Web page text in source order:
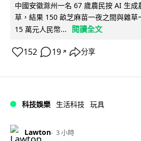
中國安徽滁州一名 67 歲農民按 AI 生成
草，結果 150 畝芝麻苗一夜之間與雜草
15 萬元人民幣...
閱讀全文
152 19 ↗ 分享
科技娛樂 生活科技 玩具
Lawton 3 小時